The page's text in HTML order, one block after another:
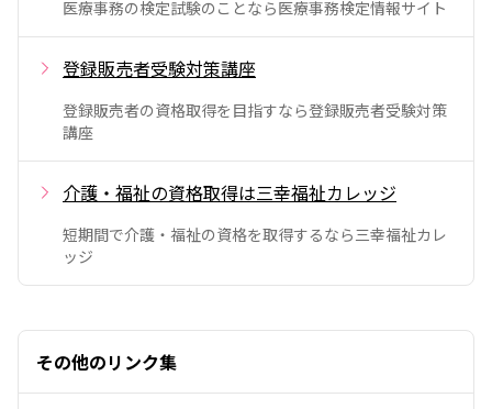
医療事務の検定試験のことなら医療事務検定情報サイト
登録販売者受験対策講座
登録販売者の資格取得を目指すなら登録販売者受験対策
講座
介護・福祉の資格取得は三幸福祉カレッジ
短期間で介護・福祉の資格を取得するなら三幸福祉カレ
ッジ
その他のリンク集